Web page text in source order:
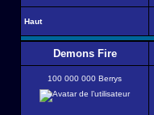
Haut
Demons Fire
100 000 000 Berrys